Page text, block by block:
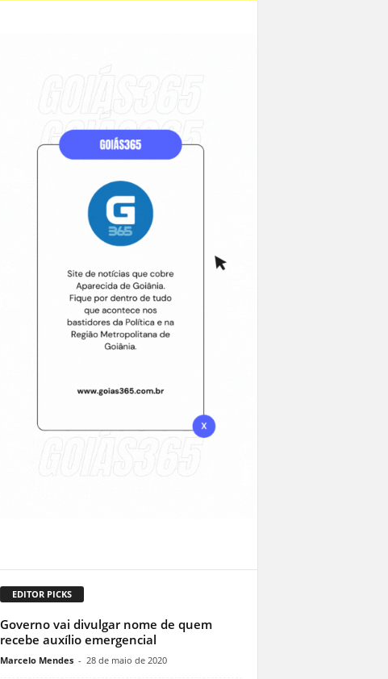
EDITOR PICKS
Governo vai divulgar nome de quem
recebe auxílio emergencial
Marcelo Mendes - 28 de maio de 2020